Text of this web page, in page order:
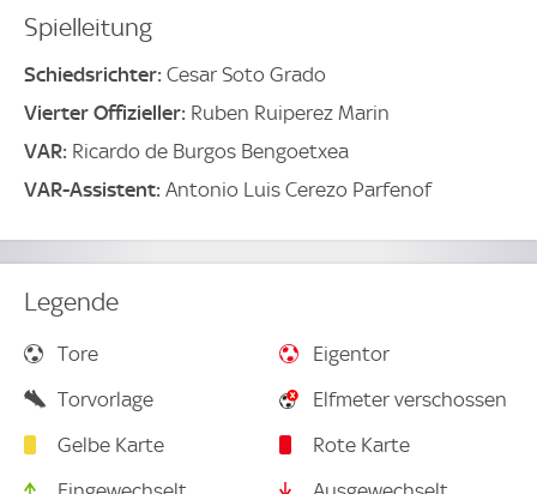
Spielleitung
Schiedsrichter: Cesar Soto Grado
Vierter Offizieller: Ruben Ruiperez Marin
VAR: Ricardo de Burgos Bengoetxea
VAR-Assistent: Antonio Luis Cerezo Parfenof
Legende
Tore
Eigentor
Torvorlage
Elfmeter verschossen
Gelbe Karte
Rote Karte